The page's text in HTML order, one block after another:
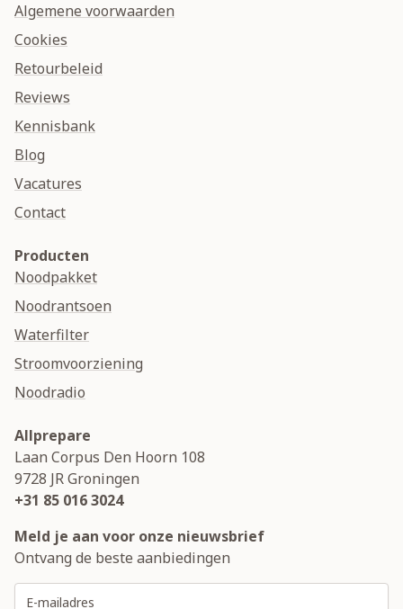
Algemene voorwaarden
Cookies
Retourbeleid
Reviews
Kennisbank
Blog
Vacatures
Contact
Producten
Noodpakket
Noodrantsoen
Waterfilter
Stroomvoorziening
Noodradio
Allprepare
Laan Corpus Den Hoorn 108
9728 JRGroningen
+31 85 016 3024
Meld je aan voor onze nieuwsbrief
Ontvang de beste aanbiedingen